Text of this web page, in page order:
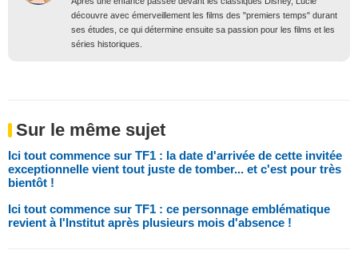
découvre avec émerveillement les films des "premiers temps" durant
ses études, ce qui détermine ensuite sa passion pour les films et les
séries historiques.
Sur le même sujet
Ici tout commence sur TF1 : la date d'arrivée de cette invitée
exceptionnelle vient tout juste de tomber... et c'est pour très
bientôt !
Ici tout commence sur TF1 : ce personnage emblématique
revient à l'Institut après plusieurs mois d'absence !